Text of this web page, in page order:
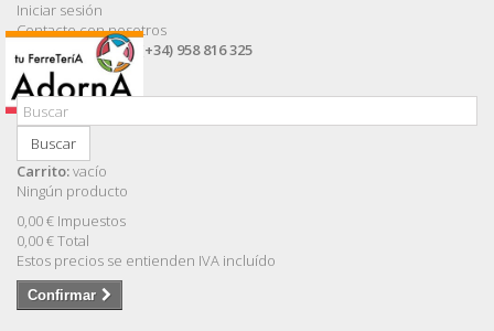
Iniciar sesión
Contacte con nosotros
Llámanos ahora: (+34) 958 816 325
Buscar
Carrito:vacío
Ningún producto
0,00 € Impuestos
0,00 €Total
Estos precios se entienden IVA incluído
Confirmar